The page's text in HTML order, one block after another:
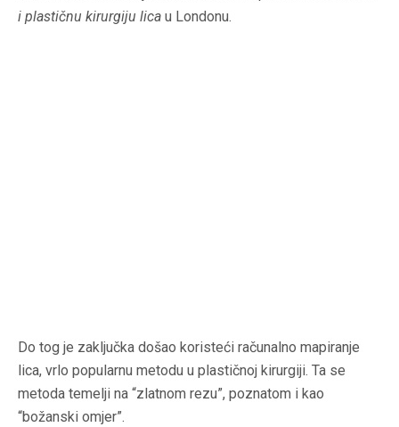
i plastičnu kirurgiju lica u Londonu.
Do tog je zaključka došao koristeći računalno mapiranje
lica, vrlo popularnu metodu u plastičnoj kirurgiji. Ta se
metoda temelji na “zlatnom rezu”, poznatom i kao
“božanski omjer”.